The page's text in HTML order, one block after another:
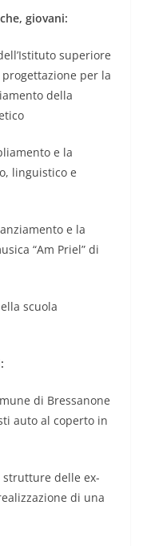
giovani:
superiore
progettazione per la
della
e la
linguistico e
e la
“Am Priel” di
scuola
di Bressanone
auto al coperto in
strutture delle ex-
di una